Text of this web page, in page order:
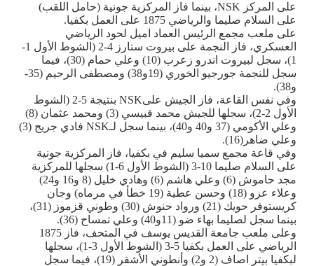
على المركز NSK، بينما فاز المركزية جونية (حامل اللقب)
على السلام صليما والرياضي 1875 على العمل بكفيا.
على ملعب مجمع الرئيس العماد اميل لحود الرياضي
العسكري، فاز النجمة على بيروت ستارز 4-2 (الشوط الأول 1-
1)، سجل لبيروت اندرو زعرب (10) وعلي حمام (30)، فيما
سجل للنجمة جورجيو الخوري (19و38) ومصطفى الرحيم (35-
و38).
وفي نفس القاعة، فاز الجيش علىNSK
بنتيجة 5-2 (الشوط
الأول 2-2)، سجلها للجيش محمد قبيسي (3) ومحمد عثمان (8)
وعلي الأكومي (37 و40 و40)، بينما سجل لـ
NSK
فادي جريج (3)
وعلي ضاهر (16)
.
وفي قاعة مجمع سميا سليم في بكفيا، فاز المركزية جونية
على السلام صليما 10-3 (الشوط الأول 6-1) سجلها للمركزية
مجد حاموش (6) وعلي هاشم (6) وهادي خليل (8 و16 و24)
وعلاء عزو (18) وحسن عطية (19 خطأ في مرماه) وجان
كريستوفر حويك (21) ورواد حنوش (30) وطوني قزموز (31)،
بينما سجل لصليما بهاء ضو (11و40) وعلي تمساح
(36)
.
وعلى ملعب جامعة القديس يوسف في المتحف، فاز 1875
الرياضي على العمل بكفيا 5-3 (الشوط الأول 3-1)، سجلها
لبكفيا بيتر اصاف (2 و2) وأنطوني الأشقر (19)، فيما سجل